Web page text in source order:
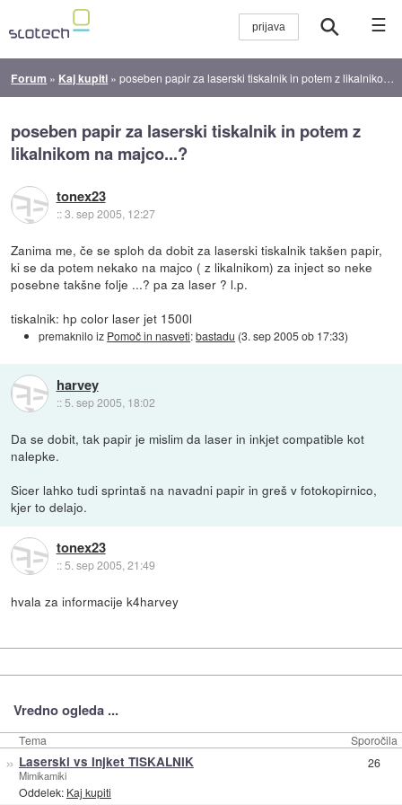
☰
Forum » Kaj kupiti »poseben papir za laserski tiskalnik in potem z likalnikom na majco...?
poseben papir za laserski tiskalnik in potem z
likalnikom na majco...?
tonex23
::3. sep 2005, 12:27
Zanima me, če se sploh da dobit za laserski tiskalnik takšen papir,
ki se da potem nekako na majco ( z likalnikom) za inject so neke
posebne takšne folje ...? pa za laser ? l.p.
tiskalnik: hp color laser jet 1500l
premaknilo iz Pomoč in nasveti:bastadu (3. sep 2005 ob 17:33)
harvey
:: 5. sep 2005, 18:02
Da se dobit, tak papir je mislim da laser in inkjet compatible kot
nalepke.
Sicer lahko tudi sprintaš na navadni papir in greš v fotokopirnico,
kjer to delajo.
tonex23
::5. sep 2005, 21:49
hvala za informacije k4harvey
Vredno ogleda ...
Tema Sporočila
» Laserski vs Injket TISKALNIK
Mimikamiki
Oddelek: Kaj kupiti
26